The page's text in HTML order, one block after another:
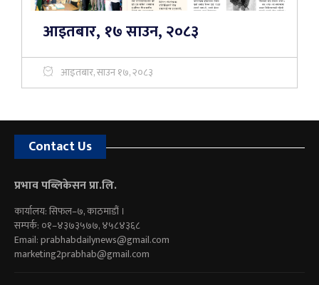
आइतबार, १७ साउन, २०८३
आइतबार, साउन १७, २०८३
Contact Us
प्रभाव पब्लिकेसन प्रा.लि.
कार्यालय: सिफल–७, काठमाडौं ।
सम्पर्क: ०१–४३७३५७७, ४५८४३६८
Email:prabhabdailynews@gmail.com
marketing2prabhab@gmail.com